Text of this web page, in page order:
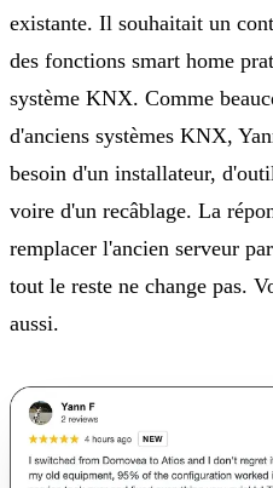
existante. Il souhaitait un
des fonctions smart home
système KNX. Comme
d'anciens systèmes KNX,
besoin d'un installateur,
voire d'un recâblage. La
remplacer l'ancien serveur
tout le reste ne change pas.
aussi.